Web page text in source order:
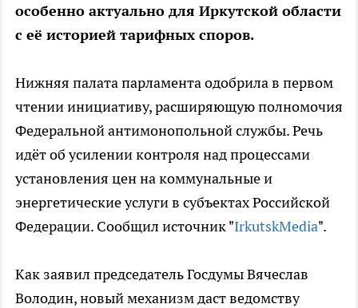
особенно актуально для Иркутской области
с её историей тарифных споров.
Нижняя палата парламента одобрила в первом
чтении инициативу, расширяющую полномочия
Федеральной антимонопольной службы. Речь
идёт об усилении контроля над процессами
установления цен на коммунальные и
энергетические услуги в субъектах Российской
Федерации. Сообщил источник "IrkutskMedia".
Как заявил председатель Госдумы Вячеслав
Володин, новый механизм даст ведомству